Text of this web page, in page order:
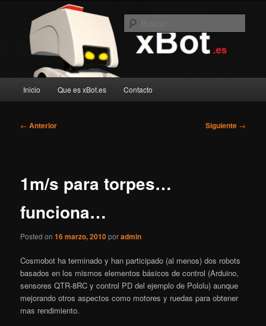
contenido
xBot.es
Blog de robotica recreativa
principal
Inicio Que es xBot.es Contacto
Navegación
← Anterior Siguiente →
1m/s para torpes…
funciona…
Posted on16 marzo, 2010poradmin
Cosmobot ha terminado y han participado (al menos) dos robots
basados en los mismos elementos básicos de control (Arduino,
sensores QTR-8RC y control PD del ejemplo de Pololu) aunque
mejorando otros aspectos como motores y ruedas para obtener
mas rendimiento.